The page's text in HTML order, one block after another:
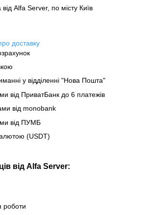
Alfa Server, по місту Київ
доставку
у відділенні "Нова Пошта"
від ПриватБанк до 6 платежів
від monobank
від ПУМБ
(USDT)
від Alfa Server:
роботи